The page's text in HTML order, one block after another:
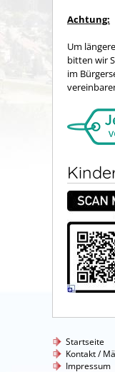
Achtung:
Um
bitten wir
im
Startseite
Kontakt /
Impressum